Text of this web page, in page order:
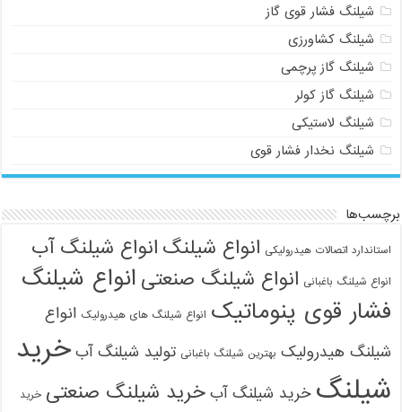
شیلنگ فشار قوی گاز
شیلنگ کشاورزی
شیلنگ گاز پرچمی
شیلنگ گاز کولر
شیلنگ لاستیکی
شیلنگ نخدار فشار قوی
برچسب‌ها
استاندارد اتصالات هیدرولیکی انواع شیلنگ انواع شیلنگ آب
انواع شیلنگ باغبانی انواع شیلنگ صنعتی انواع شیلنگ
فشار قوی پنوماتیک انواع شیلنگ های هیدرولیک انواع
شیلنگ هیدرولیک بهترین شیلنگ باغبانی تولید شیلنگ آب خرید
شیلنگ خرید شیلنگ آب خرید شیلنگ صنعتی خرید